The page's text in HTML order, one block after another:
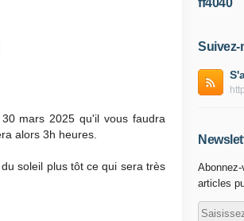
mars 2025 qu'il vous faudra
alors 3h heures.
soleil plus tôt ce qui sera très
ff4040
Suivez-
articles